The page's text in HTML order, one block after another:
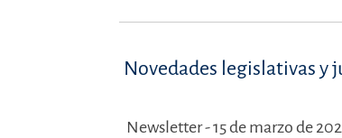
Novedades legislativas y
Newsletter - 15 de marzo de